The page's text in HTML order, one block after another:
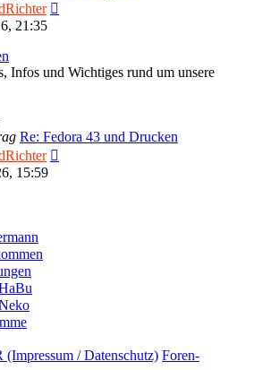
21:35
Infos und Wichtiges rund um unsere
Re: Fedora 43 und Drucken
15:59
/ Datenschutz) Foren-